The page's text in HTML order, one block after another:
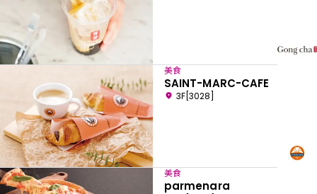
美食
SAINT-MARC-CAFE
3F[3028]
美食
parmenara